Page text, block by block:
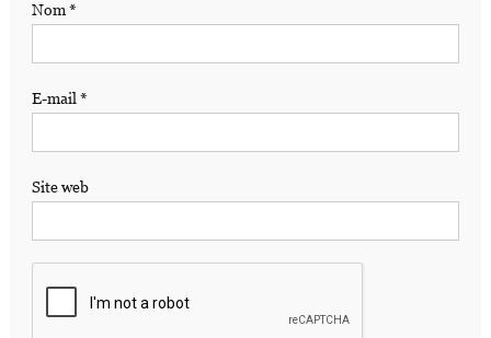
Nom*
E-mail*
Site web